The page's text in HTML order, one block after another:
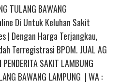
TULANG BAWANG
Di Untuk Keluhan Sakit
| Dengan Harga Terjangkau,
Terregistrasi BPOM. JUAL AG
SAKIT LAMBUNG
BAWANG LAMPUNG | WA :